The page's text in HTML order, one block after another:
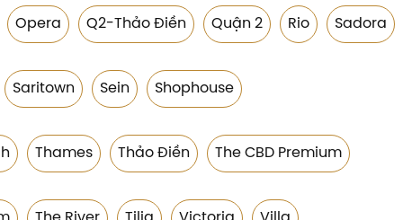
Opera Q2-Thảo Điền Quận 2 Rio Sadora
Saritown Sein Shophouse
Thames Thảo Điền The CBD Premium